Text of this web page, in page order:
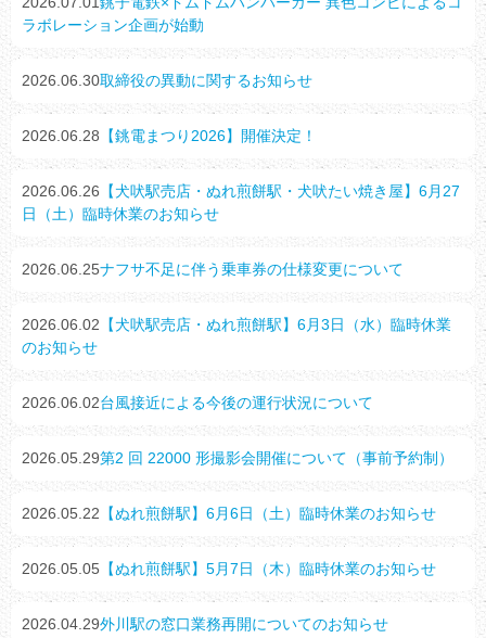
ラボレーション企画が始動
2026.06.30取締役の異動に関するお知らせ
2026.06.28 【銚電まつり2026】開催決定！
2026.06.26 【犬吠駅売店・ぬれ煎餅駅・犬吠たい焼き屋】6月27
日（土）臨時休業のお知らせ
2026.06.25ナフサ不足に伴う乗車券の仕様変更について
2026.06.02 【犬吠駅売店・ぬれ煎餅駅】6月3日（水）臨時休業
のお知らせ
2026.06.02台風接近による今後の運行状況について
2026.05.29第2 回 22000 形撮影会開催について（事前予約制）
2026.05.22 【ぬれ煎餅駅】6月6日（土）臨時休業のお知らせ
2026.05.05 【ぬれ煎餅駅】5月7日（木）臨時休業のお知らせ
2026.04.29外川駅の窓口業務再開についてのお知らせ